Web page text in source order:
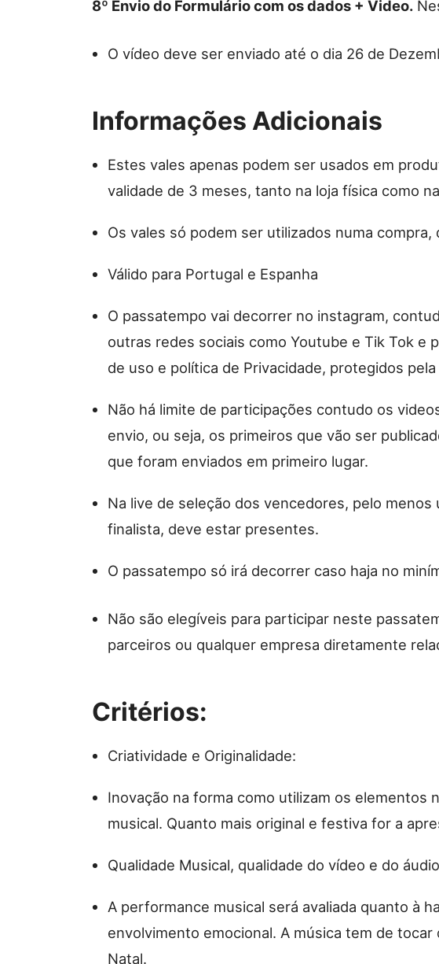
8º Envio do Formulário com os dados + Video.
O vídeo deve ser enviado até o dia 26 de
Informações Adicionais
Estes vales apenas podem ser usados em
validade de 3 meses, tanto na loja física como
Os vales só podem ser utilizados numa
Válido para Portugal e Espanha
O passatempo vai decorrer no instagram,
outras redes sociais como Youtube e Tik Tok e
de uso e política de Privacidade, protegidos pela
Não há limite de participações contudo os
envio, ou seja, os primeiros que vão ser
que foram enviados em primeiro lugar.
Na live de seleção dos vencedores, pelo
finalista, deve estar presentes.
O passatempo só irá decorrer caso haja no
Não são elegíveis para participar neste
parceiros ou qualquer empresa diretamente
Critérios:
Criatividade e Originalidade:
Inovação na forma como utilizam os elementos
musical. Quanto mais original e festiva for a
Qualidade Musical, qualidade do vídeo e do
A performance musical será avaliada quanto à
envolvimento emocional. A música tem de
Natal.